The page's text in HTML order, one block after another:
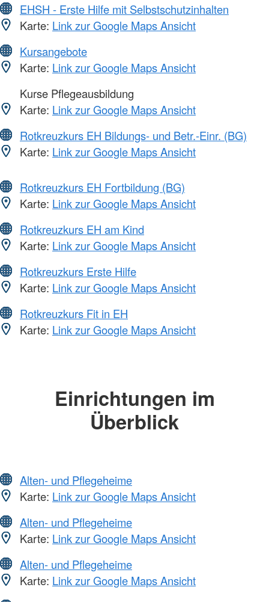
EHSH - Erste Hilfe mit Selbstschutzinhalten
Karte: Link zur Google Maps Ansicht
Kursangebote
Karte: Link zur Google Maps Ansicht
Kurse Pflegeausbildung
Karte: Link zur Google Maps Ansicht
Rotkreuzkurs EH Bildungs- und Betr.-Einr. (BG)
Karte: Link zur Google Maps Ansicht
Rotkreuzkurs EH Fortbildung (BG)
Karte: Link zur Google Maps Ansicht
Rotkreuzkurs EH am Kind
Karte: Link zur Google Maps Ansicht
Rotkreuzkurs Erste Hilfe
Karte: Link zur Google Maps Ansicht
Rotkreuzkurs Fit in EH
Karte: Link zur Google Maps Ansicht
Einrichtungen im
Überblick
Alten- und Pflegeheime
Karte: Link zur Google Maps Ansicht
Alten- und Pflegeheime
Karte: Link zur Google Maps Ansicht
Alten- und Pflegeheime
Karte: Link zur Google Maps Ansicht